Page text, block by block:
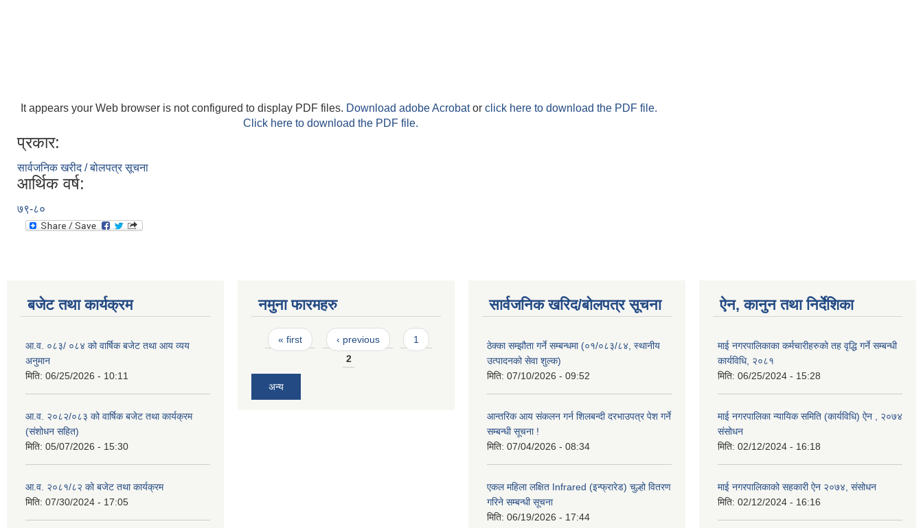
It appears your Web browser is not configured to display PDF files. Download adobe Acrobator click here to download the PDF file.
Click here to download the PDF file.
प्रकार:
सार्वजनिक खरीद / बोलपत्र सूचना
आर्थिक वर्ष:
७९-८०
बजेट तथा कार्यक्रम
आ.व. ०८३/ ०८४ को वार्षिक बजेट तथा आय व्यय
अनुमान
मिति: 06/25/2026 - 10:11
आ.व. २०८२/०८३ को वार्षिक बजेट तथा कार्यक्रम
(संशोधन सहित)
मिति: 05/07/2026 - 15:30
आ.व. २०८१/८२ को बजेट तथा कार्यक्रम
मिति: 07/30/2024 - 17:05
नमुना फारमहरु
Pages
« first ‹ previous
1
2
अन्य
सार्वजनिक खरिद/बोलपत्र सूचना
ठेक्का सम्झौता गर्ने सम्बन्धमा (०१/०८३/८४, स्थानीय
उत्पादनको सेवा शुल्क)
मिति: 07/10/2026 - 09:52
आन्तरिक आय संकलन गर्न शिलबन्दी दरभाउपत्र पेश गर्ने
सम्बन्धी सूचना !
मिति: 07/04/2026 - 08:34
एकल महिला लक्षित Infrared (इन्फ्रारेड) चुल्हो वितरण
गरिने सम्बन्धी सूचना
मिति: 06/19/2026 - 17:44
ऐन, कानुन तथा निर्देशिका
माई नगरपालिकाका कर्मचारीहरुको तह वृद्धि गर्ने सम्बन्धी
कार्यविधि, २०८१
मिति: 06/25/2024 - 15:28
माई नगरपालिका न्यायिक समिति (कार्यविधि) ऐन , २०७४
संसोधन
मिति: 02/12/2024 - 16:18
माई नगरपालिकाको सहकारी ऐन २०७४, संसोधन
मिति: 02/12/2024 - 16:16